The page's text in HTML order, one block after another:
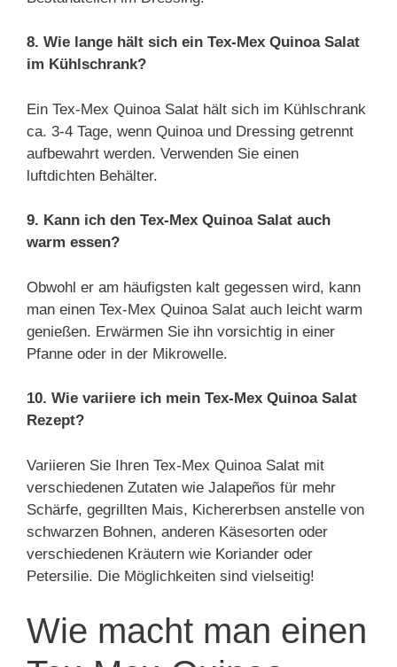
8. Wie lange hält sich ein Tex-Mex Quinoa Salat
im Kühlschrank?
Ein Tex-Mex Quinoa Salat hält sich im Kühlschrank
ca. 3-4 Tage, wenn Quinoa und Dressing getrennt
aufbewahrt werden. Verwenden Sie einen
luftdichten Behälter.
9. Kann ich den Tex-Mex Quinoa Salat auch
warm essen?
Obwohl er am häufigsten kalt gegessen wird, kann
man einen Tex-Mex Quinoa Salat auch leicht warm
genießen. Erwärmen Sie ihn vorsichtig in einer
Pfanne oder in der Mikrowelle.
10. Wie variiere ich mein Tex-Mex Quinoa Salat
Rezept?
Variieren Sie Ihren Tex-Mex Quinoa Salat mit
verschiedenen Zutaten wie Jalapeños für mehr
Schärfe, gegrillten Mais, Kichererbsen anstelle von
schwarzen Bohnen, anderen Käsesorten oder
verschiedenen Kräutern wie Koriander oder
Petersilie. Die Möglichkeiten sind vielseitig!
Wie macht man einen